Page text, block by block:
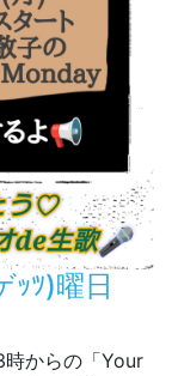
ｯﾂ)曜日
からの「Your